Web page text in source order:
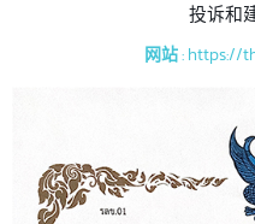
投诉和
网站: https://